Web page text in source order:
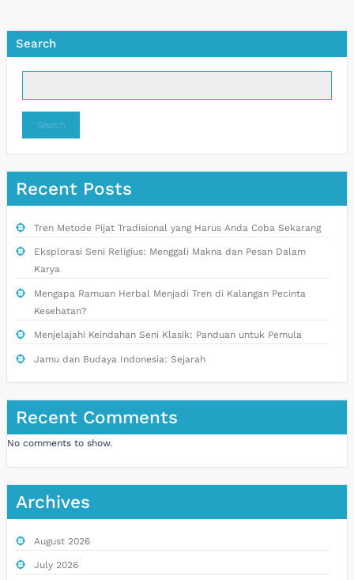
Search
Search
Recent Posts
Tren Metode Pijat Tradisional yang Harus Anda Coba Sekarang
Eksplorasi Seni Religius: Menggali Makna dan Pesan Dalam
Karya
Mengapa Ramuan Herbal Menjadi Tren di Kalangan Pecinta
Kesehatan?
Menjelajahi Keindahan Seni Klasik: Panduan untuk Pemula
Jamu dan Budaya Indonesia: Sejarah
Recent Comments
No comments to show.
Archives
August 2026
July 2026